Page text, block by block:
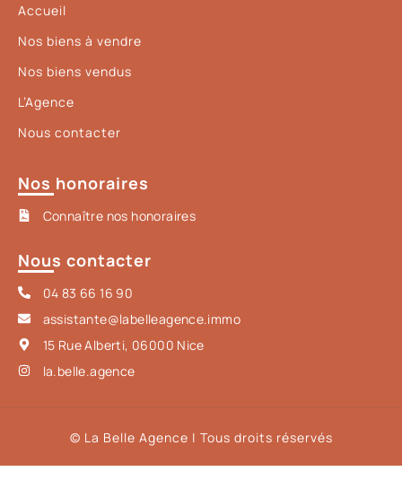
Accueil
Nos biens à vendre
Nos biens vendus
L’Agence
Nous contacter
Nos honoraires
Connaître nos honoraires
Nous contacter
04 83 66 16 90
assistante@labelleagence.immo
15 Rue Alberti, 06000 Nice
la.belle.agence
© La Belle Agence | Tous droits réservés